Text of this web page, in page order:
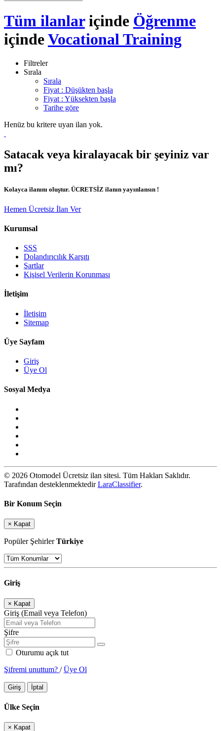
Tüm ilanlariçinde Öğrenme
içindeVocational Training
Filtreler
Sırala
Sırala
Fiyat : Düşükten başla
Fiyat : Yüksekten başla
Tarihe göre
Henüz bu kritere uyan ilan yok.
Satacak veya kiralayacak bir şeyiniz var
mı?
Kolayca ilanını oluştur. ÜCRETSİZ ilanın yayınlansın !
Hemen Ücretsiz İlan Ver
Kurumsal
SSS
Dolandırıcılık Karşıtı
Şartlar
Kişisel Verilerin Korunması
İletişim
İletişim
Sitemap
Üye Sayfam
Giriş
Üye Ol
Sosyal Medya
© 2026 Otomodel Ücretsiz ilan sitesi. Tüm Hakları Saklıdır.
Tarafından desteklenmektedirLaraClassifier.
Bir Konum Seçin
× Kapat
Popüler ŞehirlerTürkiye
Giriş
× Kapat
Giriş (Email veya Telefon)
Şifre
Oturumu açık tut
Şifremi unuttum? /Üye Ol
Giriş İptal
Ülke Seçin
× Kapat